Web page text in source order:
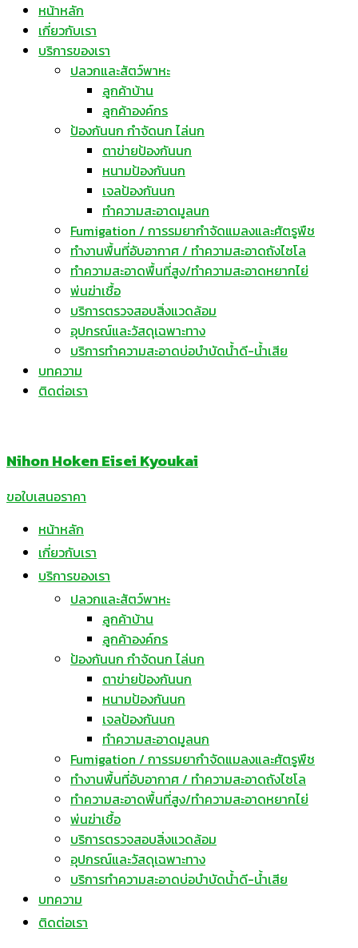
หน้าหลัก
เกี่ยวกับเรา
บริการของเรา
ปลวกและสัตว์พาหะ
ลูกค้าบ้าน
ลูกค้าองค์กร
ป้องกันนก กำจัดนก ไล่นก
ตาข่ายป้องกันนก
หนามป้องกันนก
เจลป้องกันนก
ทำความสะอาดมูลนก
Fumigation / การรมยากำจัดแมลงและศัตรูพืช
ทำงานพื้นที่อับอากาศ / ทำความสะอาดถังไซโล
ทำความสะอาดพื้นที่สูง/ทำความสะอาดหยากไย่
พ่นฆ่าเชื้อ
บริการตรวจสอบสิ่งแวดล้อม
อุปกรณ์และวัสดุเฉพาะทาง
บริการทำความสะอาดบ่อบำบัดน้ำดี-น้ำเสีย
บทความ
ติดต่อเรา
Nihon Hoken Eisei Kyoukai
ขอใบเสนอราคา
หน้าหลัก
เกี่ยวกับเรา
บริการของเรา
ปลวกและสัตว์พาหะ
ลูกค้าบ้าน
ลูกค้าองค์กร
ป้องกันนก กำจัดนก ไล่นก
ตาข่ายป้องกันนก
หนามป้องกันนก
เจลป้องกันนก
ทำความสะอาดมูลนก
Fumigation / การรมยากำจัดแมลงและศัตรูพืช
ทำงานพื้นที่อับอากาศ / ทำความสะอาดถังไซโล
ทำความสะอาดพื้นที่สูง/ทำความสะอาดหยากไย่
พ่นฆ่าเชื้อ
บริการตรวจสอบสิ่งแวดล้อม
อุปกรณ์และวัสดุเฉพาะทาง
บริการทำความสะอาดบ่อบำบัดน้ำดี-น้ำเสีย
บทความ
ติดต่อเรา